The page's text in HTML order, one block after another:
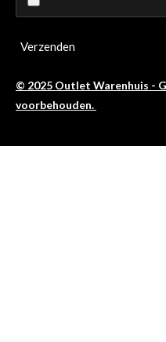
Verzenden
© 2025 Outlet Warenhuis -
voorbehouden.